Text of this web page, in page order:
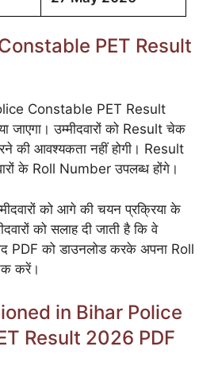
PET Result
Constable PET Result
जाएगा। उम्मीदवारों को Result चेक
की आवश्यकता नहीं होगी। Result
के Roll Number उपलब्ध होंगे।
को आगे की चयन प्रक्रिया के
को सलाह दी जाती है कि वे
PDF को डाउनलोड करके अपना Roll
करें।
in Bihar Police
Result 2026 PDF